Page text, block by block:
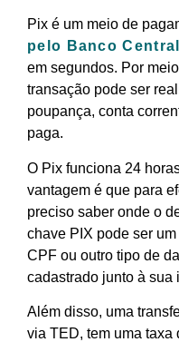
Pix é um meio de
pelo Banco Central
em segundos. Por
transação pode ser
poupança, conta
paga.
O Pix funciona 24
vantagem é que para
preciso saber onde o
chave PIX pode ser
CPF ou outro tipo de
cadastrado junto à sua
Além disso, uma
via TED, tem uma taxa